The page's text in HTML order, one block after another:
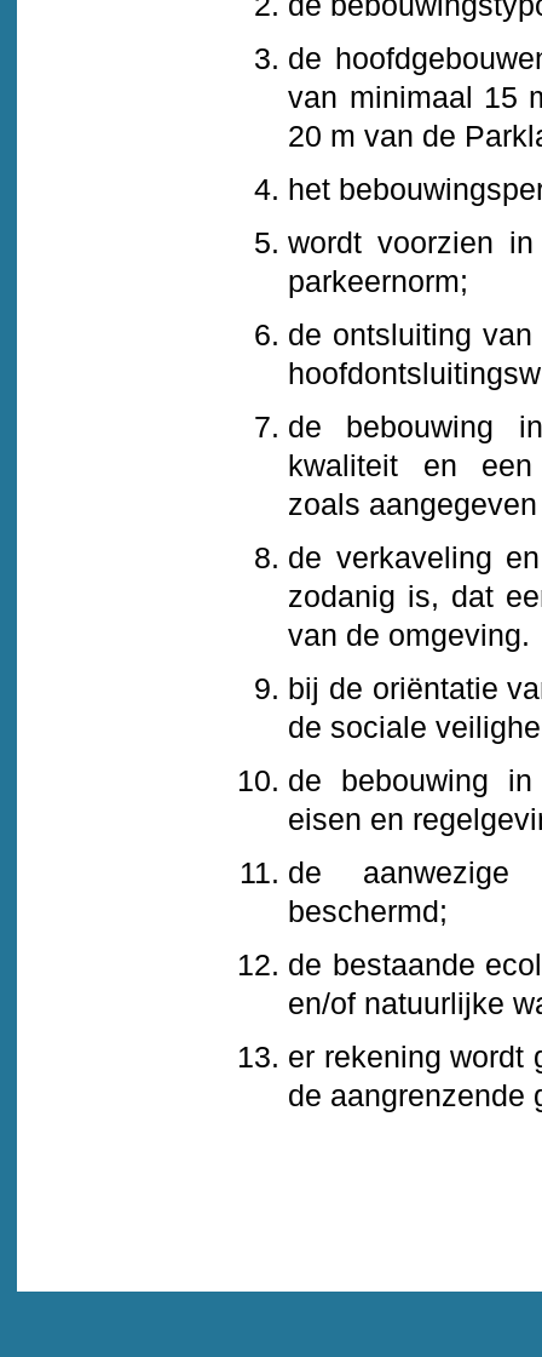
de
van minimaal 15
20 m van de
het
wordt voorzien
parkeernorm;
de ontsluiting
de bebouwing
kwaliteit en een
zoals
de verkaveling
zodanig is, dat
van de omgeving.
bij de oriëntatie
de sociale
de bebouwing in
eisen en
de aanwezige
beschermd;
de bestaande
en/of natuurlijke
er rekening wordt
de aangrenzende